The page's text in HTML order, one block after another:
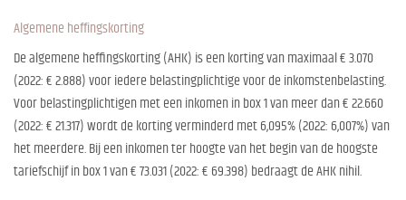
Algemene heffingskorting
De algemene heffingskorting (AHK) is een korting van maximaal € 3.070
(2022: € 2.888) voor iedere belastingplichtige voor de inkomstenbelasting.
Voor belastingplichtigen met een inkomen in box 1 van meer dan € 22.660
(2022: € 21.317) wordt de korting verminderd met 6,095% (2022: 6,007%) van
het meerdere. Bij een inkomen ter hoogte van het begin van de hoogste
tariefschijf in box 1 van € 73.031 (2022: € 69.398) bedraagt de AHK nihil.